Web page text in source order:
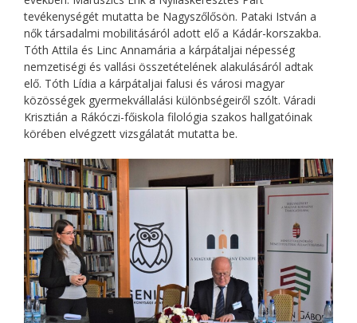
tevékenységét mutatta be Nagyszőlősön. Pataki István a
nők társadalmi mobilitásáról adott elő a Kádár-korszakba.
Tóth Attila és Linc Annamária a kárpátaljai népesség
nemzetiségi és vallási összetételének alakulásáról adtak
elő. Tóth Lídia a kárpátaljai falusi és városi magyar
közösségek gyermekvállalási különbségeiről szólt. Váradi
Krisztián a Rákóczi-főiskola filológia szakos hallgatóinak
körében elvégzett vizsgálatát mutatta be.